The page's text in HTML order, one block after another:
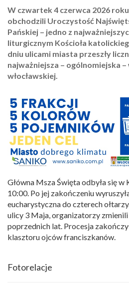
W czwartek 4 czerwca 2026
obchodzili Uroczystość
Pańskiej – jedno z
liturgicznym Kościoła
dniu ulicami miasta przeszły
najważniejsza – ogólnomiejska
włocławskiej.
Główna Msza Święta odbyła się
10:00. Po jej zakończeniu
eucharystyczna do czterech
ulicy 3 Maja, organizatorzy
poprzednich lat. Procesja
klasztoru ojców franciszkanów.
Fotorelacje